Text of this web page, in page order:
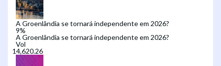
A Groenlândia se tornará independente em 2026?
9%
A Groenlândia se tornará independente em 2026?
Vol